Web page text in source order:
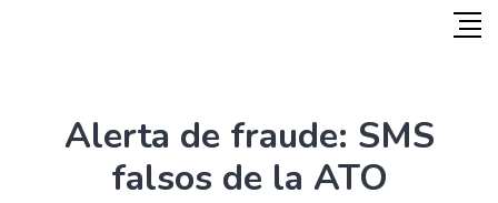
Alerta de fraude: SMS
falsos de la ATO